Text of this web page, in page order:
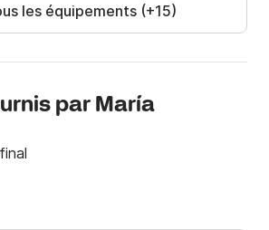
les équipements (+15)
par María